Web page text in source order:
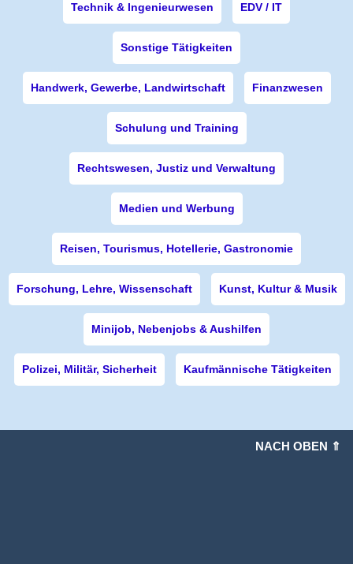
Technik & Ingenieurwesen EDV / IT
Sonstige Tätigkeiten
Handwerk, Gewerbe, Landwirtschaft Finanzwesen
Schulung und Training
Rechtswesen, Justiz und Verwaltung
Medien und Werbung
Reisen, Tourismus, Hotellerie, Gastronomie
Forschung, Lehre, Wissenschaft Kunst, Kultur & Musik
Minijob, Nebenjobs & Aushilfen
Polizei, Militär, Sicherheit Kaufmännische Tätigkeiten
NACH OBEN ⇑